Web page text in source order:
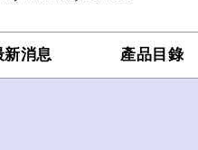
新消息 產品目錄